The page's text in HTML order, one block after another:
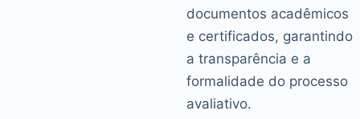
documentos acadêmicos
e certificados, garantindo
a transparência e a
formalidade do processo
avaliativo.